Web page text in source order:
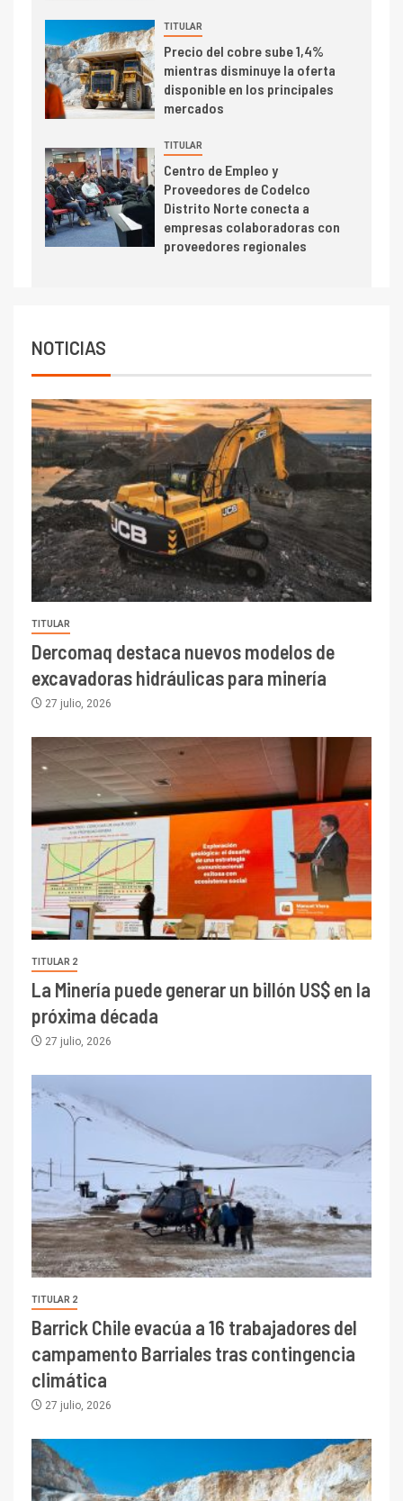
5 I+D
Estudio revela cómo el precio
del cobre y educación superior
se relacionan en zonas
mineras
6 I+D
BHP proyecta producción de
cobre cercana a 2 millones de
toneladas tras récord en
Escondida
TITULAR
Precio del cobre sube 1,4%
mientras disminuye la oferta
disponible en los principales
mercados
TITULAR
Centro de Empleo y
Proveedores de Codelco
Distrito Norte conecta a
empresas colaboradoras con
proveedores regionales
NOTICIAS
TITULAR
Dercomaq destaca nuevos modelos de
excavadoras hidráulicas para minería
27 julio, 2026
TITULAR 2
La Minería puede generar un billón US$ en la
próxima década
27 julio, 2026
TITULAR 2
Barrick Chile evacúa a 16 trabajadores del
campamento Barriales tras contingencia
climática
27 julio, 2026